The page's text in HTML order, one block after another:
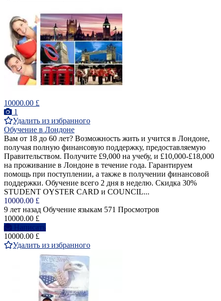
10000.00 £
1
Удалить из избранного
Обучение в Лондоне
Вам от 18 до 60 лет? Bозможность жить и учится в Лондоне,
получая полную финансовую поддержку, предоставляемую
Правительством. Получитe £9,000 на учебу, и £10,000-£18,000
на проживание в Лондоне в течениe годa. Гарантируем
помощь при поступлении, а также в получении финансовой
поддержки. Обучение всего 2 дня в неделю. Скидка 30%
STUDENT OYSTER CARD и COUNCIL...
10000.00 £
9 лет назад Обучение языкам 571 Просмотров
10000.00 £
Написать
10000.00 £
Удалить из избранного